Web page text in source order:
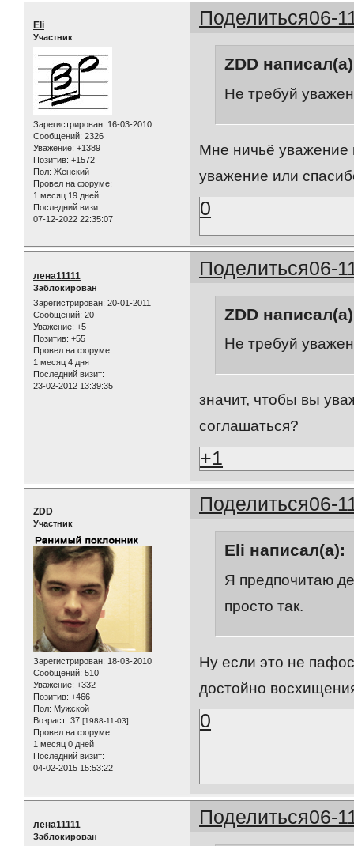
Поделиться06-
Eli
Участник
Зарегистрирован: 16-03-2010
Сообщений: 2326
Уважение: +1389
Позитив: +1572
Пол: Женский
Провел на форуме:
1 месяц 19 дней
Последний визит:
07-12-2022 22:35:07
ZDD
Не требуй
Мне ничьё уважение
уважение или
0
Поделиться06-
лена11111
Заблокирован
Зарегистрирован: 20-01-2011
Сообщений: 20
Уважение: +5
Позитив: +55
Провел на форуме:
1 месяц 4 дня
Последний визит:
23-02-2012 13:39:35
ZDD
Не требуй
значит, чтобы вы
соглашаться?
+1
Поделиться06-
ZDD
Участник
Зарегистрирован: 18-03-2010
Сообщений: 510
Уважение: +332
Позитив: +466
Пол: Мужской
Возраст: 37 [1988-11-03]
Провел на форуме:
1 месяц 0 дней
Последний визит:
04-02-2015 15:53:22
Eli написал(а):
Я предпочитаю
просто так.
Ну если это не
достойно
0
Поделиться06-
лена11111
Заблокирован